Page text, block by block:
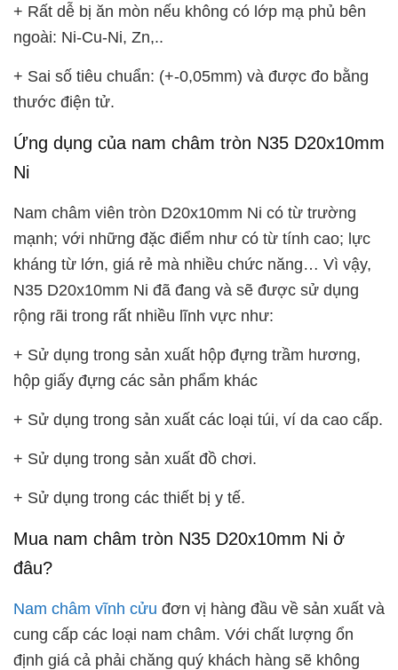
+ Rất dễ bị ăn mòn nếu không có lớp mạ phủ bên
ngoài: Ni-Cu-Ni, Zn,..
+ Sai số tiêu chuẩn: (+-0,05mm) và được đo bằng
thước điện tử.
Ứng dụng của nam châm tròn N35 D20x10mm
Ni
Nam châm viên tròn D20x10mm Ni có từ trường
mạnh; với những đặc điểm như có từ tính cao; lực
kháng từ lớn, giá rẻ mà nhiều chức năng… Vì vậy,
N35 D20x10mm Ni đã đang và sẽ được sử dụng
rộng rãi trong rất nhiều lĩnh vực như:
+ Sử dụng trong sản xuất hộp đựng trầm hương,
hộp giấy đựng các sản phẩm khác
+ Sử dụng trong sản xuất các loại túi, ví da cao cấp.
+ Sử dụng trong sản xuất đồ chơi.
+ Sử dụng trong các thiết bị y tế.
Mua nam châm tròn N35 D20x10mm Ni ở
đâu?
Nam châm vĩnh cửu đơn vị hàng đầu về sản xuất và
cung cấp các loại nam châm. Với chất lượng ổn
định giá cả phải chăng quý khách hàng sẽ không